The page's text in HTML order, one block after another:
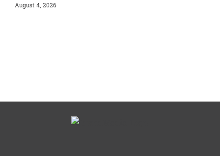
August 4, 2026